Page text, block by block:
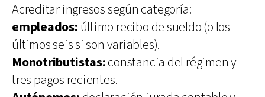
Acreditar ingresos según categoría:
empleados: último recibo de sueldo (o los
últimos seis si son variables).
Monotributistas:constancia del régimen y
tres pagos recientes.